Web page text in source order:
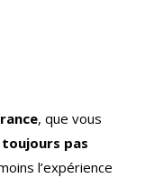
, que vous
toujours pas
l’expérience